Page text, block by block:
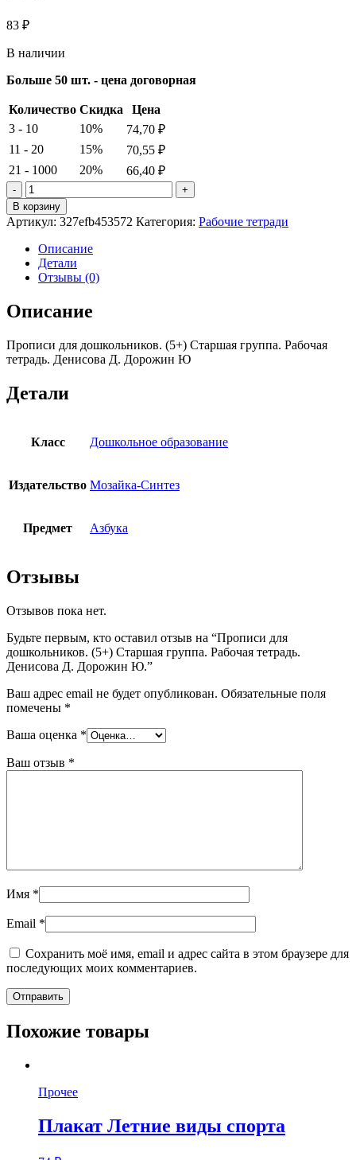
83 ₽
В наличии
Больше 50 шт. - цена договорная
Количество Скидка
Цена
3 - 10
10% 74,70 ₽
11 - 20
15% 70,55 ₽
21 - 1000
20% 66,40 ₽
Количество
товара
Прописи
для
дошкольников.
(5+)
Старшая
тетрадь.
Д.
Дорожин
В корзину
Артикул: 327efb453572 Категория: Рабочие тетради
Описание
Детали
Отзывы (0)
Описание
Прописи для дошкольников. (5+) Старшая группа. Рабочая
тетрадь. Денисова Д. Дорожин Ю
Детали
Класс Дошкольное образование
Издательство Мозайка-Синтез
Предмет Азбука
Отзывы
Отзывов пока нет.
Будьте первым, кто оставил отзыв на “Прописи для
дошкольников. (5+) Старшая группа. Рабочая тетрадь.
Денисова Д. Дорожин Ю.”
Ваш адрес email не будет опубликован. Обязательные поля
помечены *
Ваша оценка *
Ваш отзыв *
Имя *
Email *
Сохранить моё имя, email и адрес сайта в этом браузере для
последующих моих комментариев.
Похожие товары
Прочее
Плакат Летние виды спорта